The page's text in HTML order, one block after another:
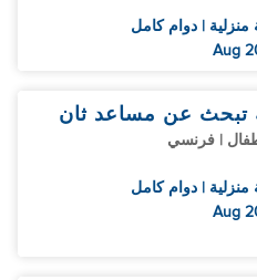
| دوام كامل
تبحث عن مساعد ثان
| دوام كامل